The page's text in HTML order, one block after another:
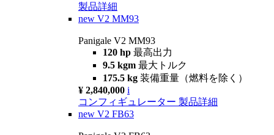
製品詳細
new V2 MM93
Panigale V2 MM93
120 hp 最高出力
9.5 kgm 最大トルク
175.5 kg 装備重量（燃料を除く）
¥ 2,840,000 i
コンフィギュレーター 製品詳細
new V2 FB63